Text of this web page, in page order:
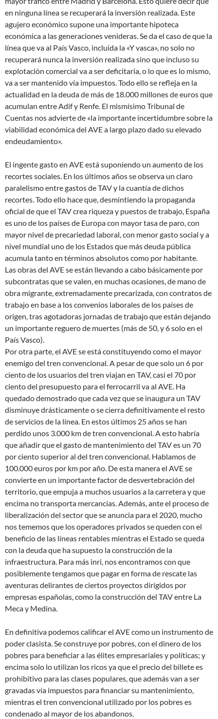
en ninguna línea se recuperará la inversión realizada. Este
agujero económico supone una importante hipoteca
económica a las generaciones venideras. Se da el caso de que la
línea que va al País Vasco, incluida la «Y vasca», no solo no
recuperará nunca la inversión realizada sino que incluso su
explotación comercial va a ser deficitaria, o lo que es lo mismo,
va a ser mantenido vía impuestos. Todo ello se refleja en la
actualidad en la deuda de más de 18.000 millones de euros que
acumulan entre Adif y Renfe. El mismísimo Tribunal de
Cuentas nos advierte de «la importante incertidumbre sobre la
viabilidad económica del AVE a largo plazo dado su elevado
endeudamiento».
El ingente gasto en AVE está suponiendo un aumento de los
recortes sociales. En los últimos años se observa un claro
paralelismo entre gastos de TAV y la cuantía de dichos
recortes. Todo ello hace que, desmintiendo la propaganda
oficial de que el TAV crea riqueza y puestos de trabajo, España
es uno de los países de Europa con mayor tasa de paro, con
mayor nivel de precariedad laboral, con menor gasto social y a
nivel mundial uno de los Estados que más deuda pública
acumula tanto en términos absolutos como por habitante.
Las obras del AVE se están llevando a cabo básicamente por
subcontratas que se valen, en muchas ocasiones, de mano de
obra migrante, extremadamente precarizada, con contratos de
trabajo en base a los convenios laborales de los países de
origen, tras agotadoras jornadas de trabajo que están dejando
un importante reguero de muertes (más de 50, y 6 solo en el
País Vasco).
Por otra parte, el AVE se está constituyendo como el mayor
enemigo del tren convencional. A pesar de que solo un 6 por
ciento de los usuarios del tren viajan en TAV, casi el 70 por
ciento del presupuesto para el ferrocarril va al AVE. Ha
quedado demostrado que cada vez que se inaugura un TAV
disminuye drásticamente o se cierra definitivamente el resto
de servicios de la línea. En estos últimos 25 años se han
perdido unos 3.000 km de tren convencional. A esto habría
que añadir que el gasto de mantenimiento del TAV es un 70
por ciento superior al del tren convencional. Hablamos de
100.000 euros por km por año. De esta manera el AVE se
convierte en un importante factor de desvertebración del
territorio, que empuja a muchos usuarios a la carretera y que
encima no transporta mercancías. Además, ante el proceso de
liberalización del sector que se anuncia para el 2020, mucho
nos tememos que los operadores privados se queden con el
beneficio de las líneas rentables mientras el Estado se queda
con la deuda que ha supuesto la construcción de la
infraestructura. Para más inri, nos encontramos con que
posiblemente tengamos que pagar en forma de rescate las
aventuras delirantes de ciertos proyectos dirigidos por
empresas españolas, como la construcción del TAV entre La
Meca y Medina.
En definitiva podemos calificar el AVE como un instrumento de
poder clasista. Se construye por pobres, con el dinero de los
pobres para beneficiar a las élites empresariales y políticas; y
encima solo lo utilizan los ricos ya que el precio del billete es
prohibitivo para las clases populares, que además van a ser
gravadas vía impuestos para financiar su mantenimiento,
mientras el tren convencional utilizado por los pobres es
condenado al mayor de los abandonos.